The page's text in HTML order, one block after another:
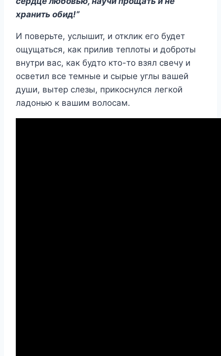
хранить обид!”
И поверьте, услышит, и отклик его будет
ощущаться, как прилив теплоты и доброты
внутри вас, как будто кто-то взял свечу и
осветил все темные и сырые углы вашей
души, вытер слезы, прикоснулся легкой
ладонью к вашим волосам.